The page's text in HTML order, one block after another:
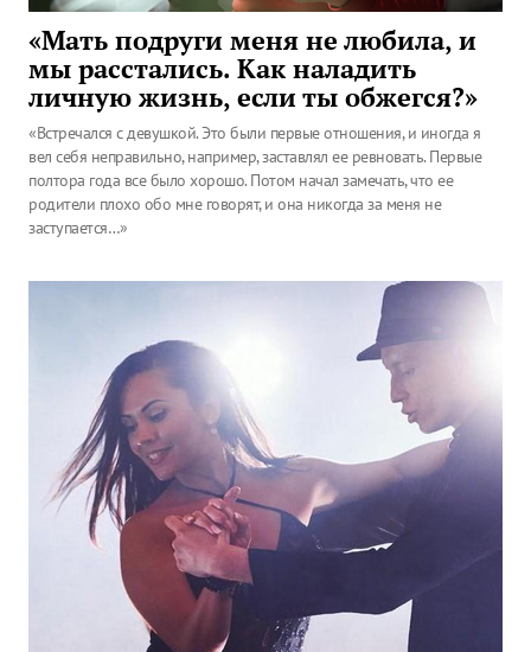
«Мать подруги меня не любила, и
мы расстались. Как наладить
личную жизнь, если ты обжегся?»
«Встречался с девушкой. Это были первые отношения, и иногда я
вел себя неправильно, например, заставлял ее ревновать. Первые
полтора года все было хорошо. Потом начал замечать, что ее
родители плохо обо мне говорят, и она никогда за меня не
заступается…»